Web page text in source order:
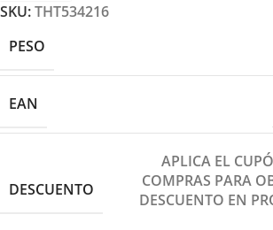
SKU:THT534216
PESO
EAN
DESCUENTO
APLICA EL
COMPRAS PARA
DESCUENTO EN